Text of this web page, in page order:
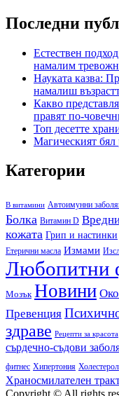
Последни
Естествен
намалим
Науката казва:
намалиш
Какво
правят по-
Топ десетте
Магическият
Категории
B витамини Автоимунни
Болка Витамин D
кожата Грип и настинки
Етерични масла Измами
Любопитни
Мозък Новини
Превенция
здраве Рецепти за красота
сърдечно-съдови
фитнес Хипертония Холестерол
Храносмилателен